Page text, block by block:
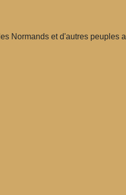
Normands et d'autres peuples a